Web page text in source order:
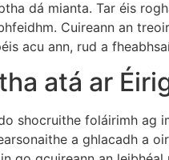
dá mianta. Tar éis
Cuireann an
acu ann, rud a
atá ar
shocruithe foláirimh ag
a ghlacadh a